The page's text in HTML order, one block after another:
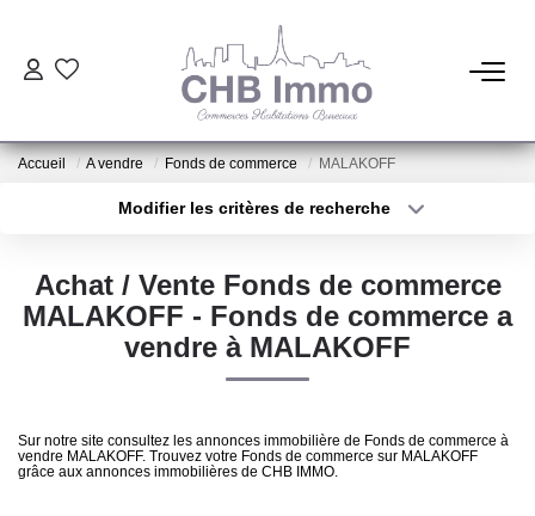
ESTIMATION
LOCATIONS
NOTRE AGENCE
Accueil A vendre Fonds de commerce MALAKOFF
Modifier les critères de recherche
Sélectionnez...
Type de bien
Surface min
Achat / Vente Fonds de commerce
MALAKOFF - Fonds de commerce a
vendre à MALAKOFF
Sur notre site consultez les annonces immobilière de Fonds de commerce à
vendre MALAKOFF. Trouvez votre Fonds de commerce sur MALAKOFF
grâce aux annonces immobilières de CHB IMMO.